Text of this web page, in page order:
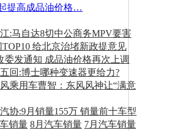
提高成品油价格…
:马自达8切中公商务MPV要害
TOP10 给北京治堵新政提意见
委发通知 成品油价格再次上调
回:博士哪种变速器更给力?
乘用车曹智：东风风神让“满意
协:9月销量155万 销量前十车型
销量 8月汽车销量 7月汽车销量